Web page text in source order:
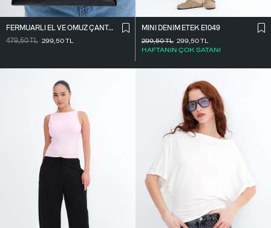
FERMUARLI EL VE OMUZ ÇANTASI Ç1070
479,50TL 299,50TL
MINI DENIM ETEK E1049
299,50TL
HAFTANIN ÇOK SATANI
299,50TL